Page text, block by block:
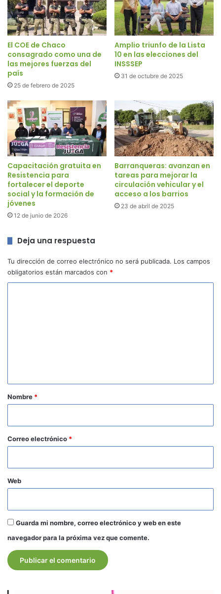
El COE de Chaco
consagrado como una de
las mejores fuerzas del
país
25 de febrero de 2025
Amplio triunfo de la Lista
10 en las elecciones del
INSSSEP
31 de octubre de 2025
Capacitación gratuita en
Resistencia para
fortalecer el deporte
social y la formación de
jóvenes
12 de junio de 2026
Barranqueras: avanzan en
tareas para mejorar la
circulación vehicular y el
acceso a los barrios
23 de abril de 2025
Deja una respuesta
Tu dirección de correo electrónico no será publicada. Los campos
obligatorios están marcados con *
r
o
*
Nombre *
Correo electrónico *
Web
Guarda mi nombre, correo electrónico y web en este
navegador para la próxima vez que comente.